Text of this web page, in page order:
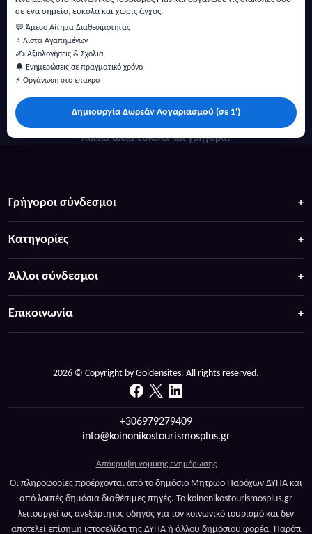
σε ένα σημείο, εύκολα και χωρίς άγχος.
💬 Άμεσο Αίτημα Διαθεσιμότητας
⭐ Λίστα Αγαπημένων
✍️ Αξιολογήσεις & Σχόλια
🔔 Ενημερώσεις σε πραγματικό χρόνο
⚡ Οργάνωση στο έπακρο
Δημιουργία Δωρεάν Λογαριασμού (σε 1')
πολλά άλλα ευκολα και γρήγορα!
Γρήγοροι σύνδεσμοι
Κατηγορίες
Άλλοι σύνδεσμοι
Επικοινωνία
2026 © Copyright by Goldensites. All rights reserved.
+306979279409
info@koinonikostourismosplus.gr
Απόκρυψη νομικής ενημέρωσης
Οι πληροφορίες προέρχονται από το δημόσιο Μητρώο Παρόχων ΔΥΠΑ και
από λοιπές δημόσια διαθέσιμες πηγές. Το koinonikostourismosplus.gr
λειτουργεί ως ανεξάρτητος οδηγός για τον κοινωνικό τουρισμό και δεν
αποτελεί επίσημη ιστοσελίδα της ΔΥΠΑ ή άλλου δημόσιου φορέα. Παρότι